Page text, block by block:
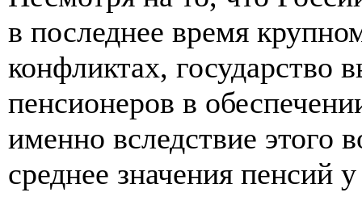
в последнее время
конфликтах, государство
пенсионеров в
именно вследствие
среднее значения пенсий